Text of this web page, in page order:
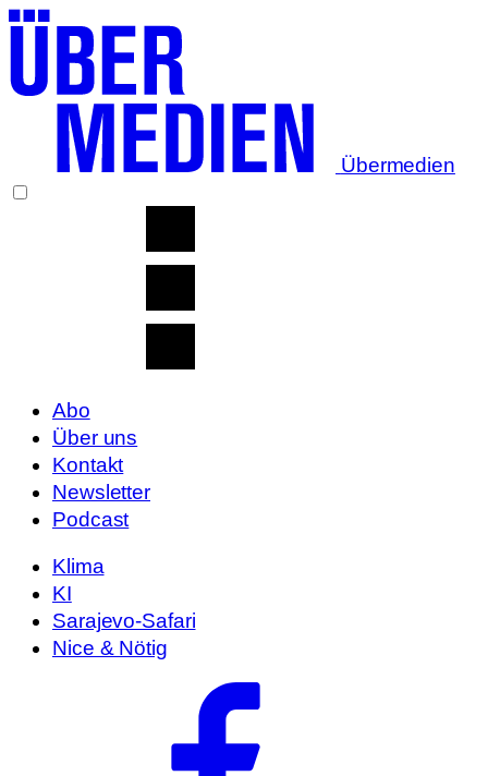
Übermedien
Abo
Über uns
Kontakt
Newsletter
Podcast
Klima
KI
Sarajevo-Safari
Nice & Nötig